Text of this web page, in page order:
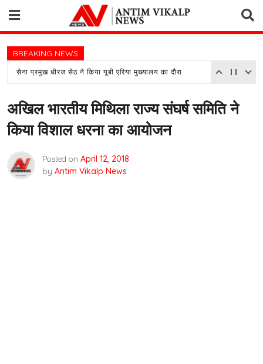
content
BREAKING NEWS
सेना प्रमुख धीरज सेठ ने किया यूबी एरिया मुख्यालय का दौरा
अखिल भारतीय मिथिला राज्य संघर्ष समिति ने
किया विशाल धरना का आयोजन
Posted on April 12, 2018
by Antim Vikalp News